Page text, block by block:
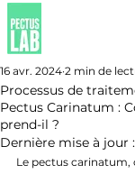
Processus de
Pectus Carinatum :
prend-il ?
16 avr. 2024 2 min de
Dernière mise à jour :
Le pectus